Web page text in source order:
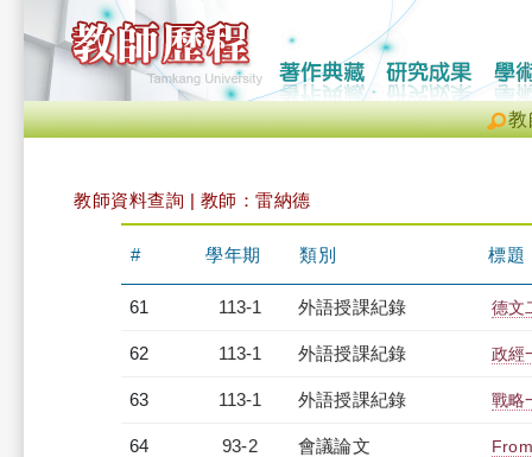
教
教師資料查詢 | 教師：雷納德
# 學年期 類別 標題
61 113-1 外語授課紀錄 德文
62 113-1 外語授課紀錄 政經
63 113-1 外語授課紀錄 戰略
64 93-2 會議論文